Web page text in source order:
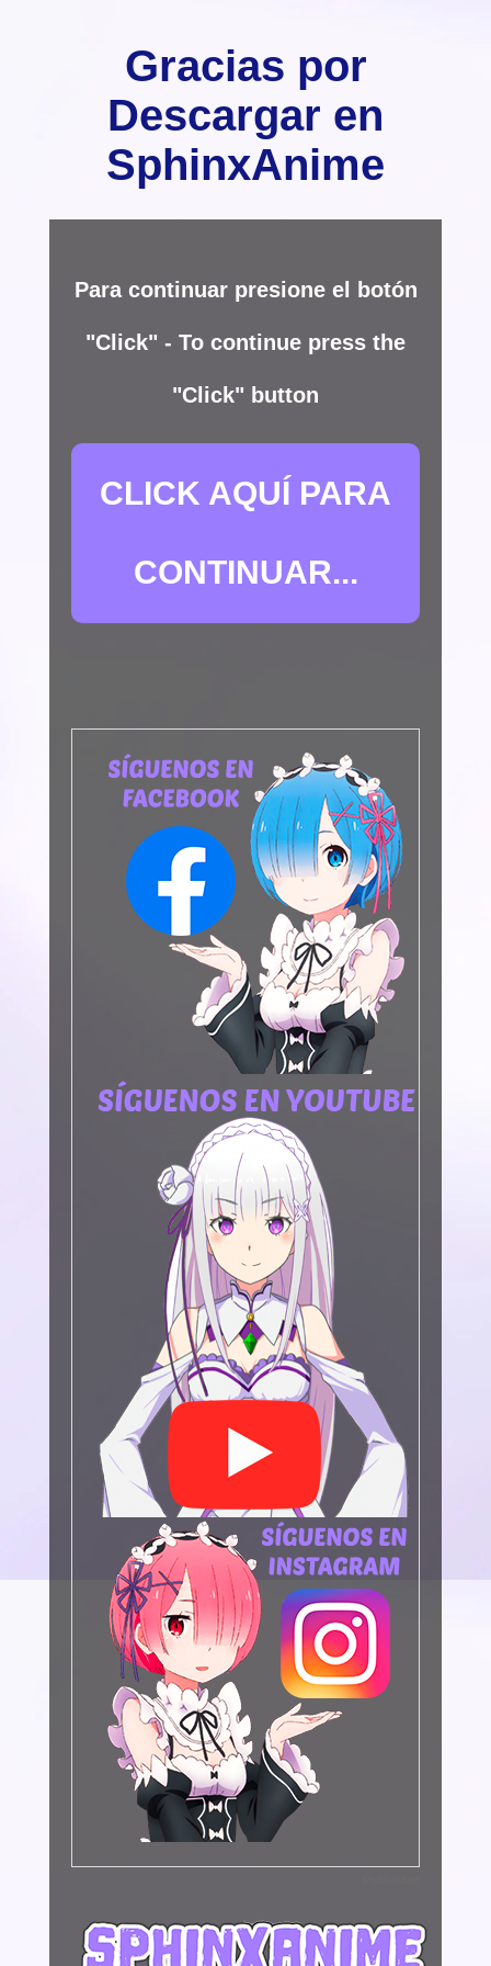
Gracias por
Descargar en
SphinxAnime
Para continuar presione el botón
"Click" - To continue press the
"Click" button
CLICK AQUÍ PARA
CONTINUAR...